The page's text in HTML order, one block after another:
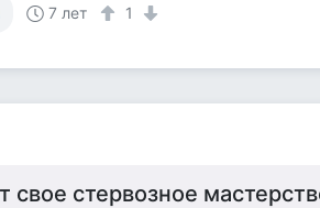
7 лет
1
свое стервозное